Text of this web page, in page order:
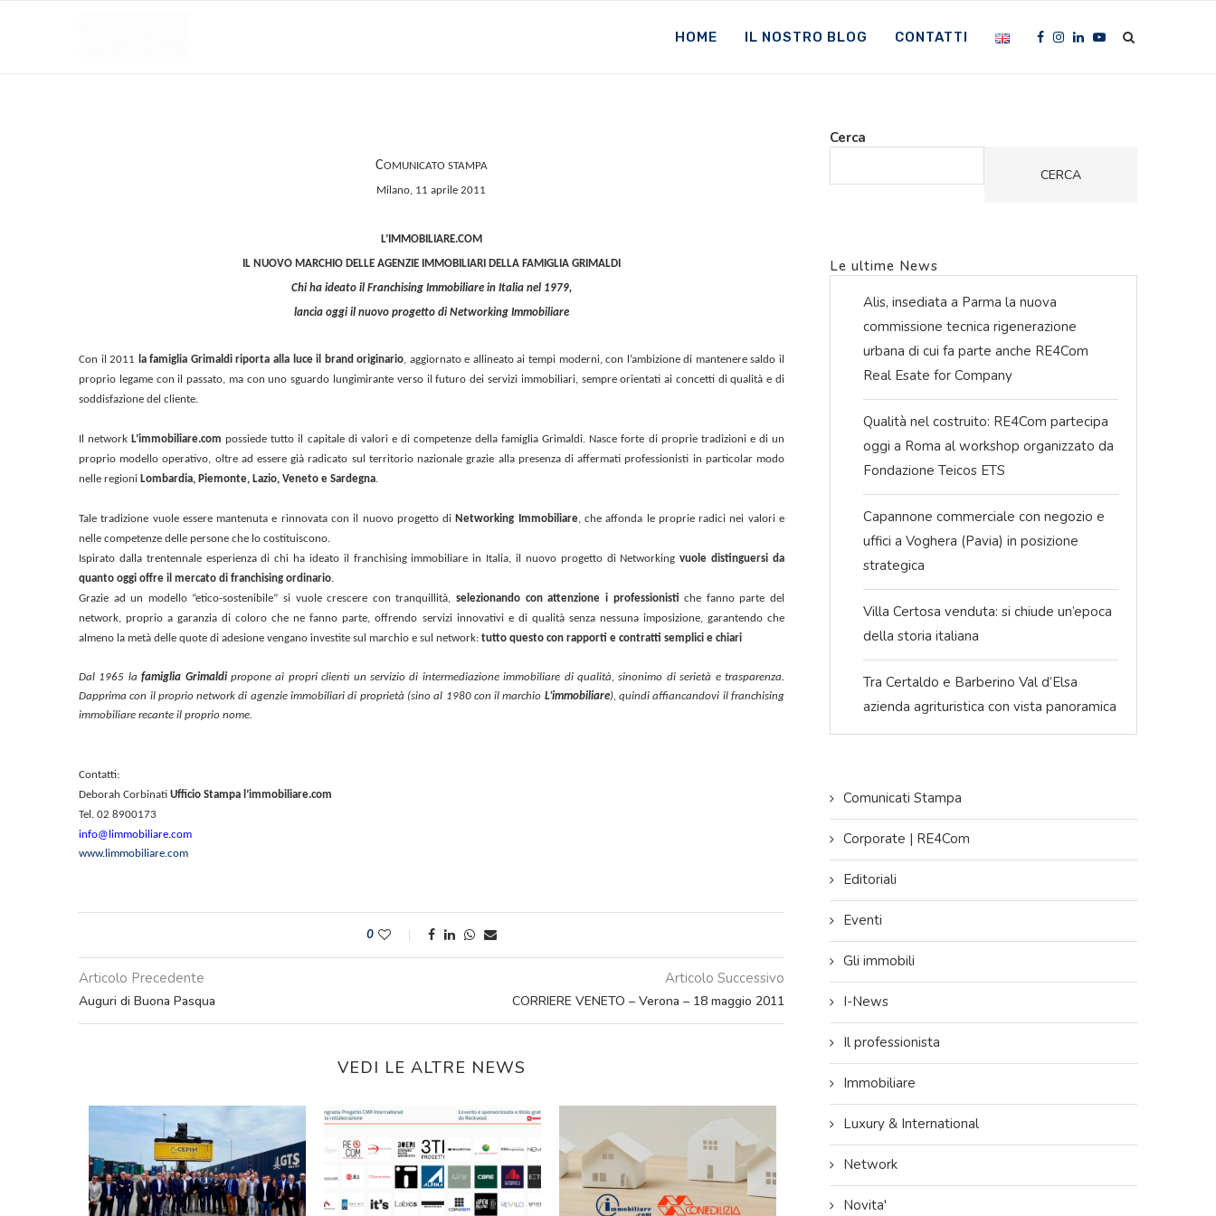
HOME IL NOSTRO BLOG CONTATTI
COMUNICATO STAMPA
Milano, 11 aprile 2011
L’IMMOBILIARE.COM
IL NUOVO MARCHIO DELLE AGENZIE IMMOBILIARI DELLA FAMIGLIA GRIMALDI
Chi ha ideato il Franchising Immobiliare in Italia nel 1979,
lancia oggi il nuovo progetto di Networking Immobiliare
Con il 2011 la famiglia Grimaldi riporta alla luce il brand originario, aggiornato e allineato ai tempi moderni, con l’ambizione di mantenere saldo il
proprio legame con il passato, ma con uno sguardo lungimirante verso il futuro dei servizi immobiliari, sempre orientati ai concetti di qualità e di
soddisfazione del cliente.
Il network L’immobiliare.com possiede tutto il capitale di valori e di competenze della famiglia Grimaldi. Nasce forte di proprie tradizioni e di un
proprio modello operativo, oltre ad essere già radicato sul territorio nazionale grazie alla presenza di affermati professionisti in particolar modo
nelle regioni Lombardia, Piemonte, Lazio, Veneto e Sardegna.
Tale tradizione vuole essere mantenuta e rinnovata con il nuovo progetto di Networking Immobiliare, che affonda le proprie radici nei valori e
nelle competenze delle persone che lo costituiscono.
Ispirato dalla trentennale esperienza di chi ha ideato il franchising immobiliare in Italia, il nuovo progetto di Networking vuole distinguersi da
quanto oggi offre il mercato di franchising ordinario.
Grazie ad un modello “etico-sostenibile” si vuole crescere con tranquillità,selezionando con attenzione i professionisti che fanno parte del
network, proprio a garanzia di coloro che ne fanno parte, offrendo servizi innovativi e di qualità senza nessuna imposizione, garantendo che
almeno la metà delle quote di adesione vengano investite sul marchio e sul network: tutto questo con rapporti e contratti semplici e chiari
Dal 1965 lafamiglia Grimaldipropone ai propri clienti un servizio di intermediazione immobiliare di qualità, sinonimo di serietà e trasparenza.
Dapprima con il proprio network di agenzie immobiliari di proprietà (sino al 1980 con il marchio L’immobiliare), quindi affiancandovi il franchising
immobiliare recante il proprio nome.
Contatti:
Deborah Corbinati Ufficio Stampa l’immobiliare.com
Tel. 02 8900173
info@limmobiliare.com
www.limmobiliare.com
0
Articolo Precedente
Auguri di Buona Pasqua
Articolo Successivo
CORRIERE VENETO – Verona – 18 maggio 2011
VEDI LE ALTRE NEWS
Cerca
CERCA
Le ultime News
Alis, insediata a Parma la nuova
commissione tecnica rigenerazione
urbana di cui fa parte anche RE4Com
Real Esate for Company
Qualità nel costruito: RE4Com partecipa
oggi a Roma al workshop organizzato da
Fondazione Teicos ETS
Capannone commerciale con negozio e
uffici a Voghera (Pavia) in posizione
strategica
Villa Certosa venduta: si chiude un’epoca
della storia italiana
Tra Certaldo e Barberino Val d’Elsa
azienda agrituristica con vista panoramica
Comunicati Stampa
Corporate | RE4Com
Editoriali
Eventi
Gli immobili
I-News
Il professionista
Immobiliare
Luxury & International
Network
Novita'